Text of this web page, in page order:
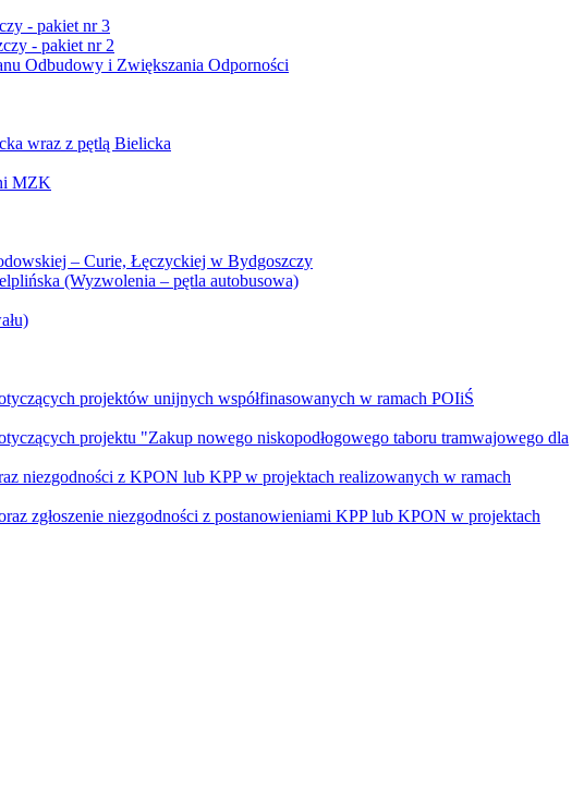
- pakiet nr 3
- pakiet nr 2
Odbudowy i Zwiększania Odporności
wraz z pętlą Bielicka
MZK
– Curie, Łęczyckiej w Bydgoszczy
(Wyzwolenia – pętla autobusowa)
projektów unijnych współfinasowanych w ramach POIiŚ
projektu "Zakup nowego niskopodłogowego taboru tramwajowego dla
niezgodności z KPON lub KPP w projektach realizowanych w ramach
zgłoszenie niezgodności z postanowieniami KPP lub KPON w projektach